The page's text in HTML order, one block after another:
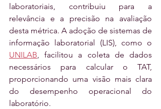
laboratoriais, contribuiu para a
relevância e a precisão na avaliação
desta métrica. A adoção de sistemas de
UNILAB, facilitou a coleta de dados
necessários para calcular o TAT,
proporcionando uma visão mais clara
do desempenho operacional do
laboratório.